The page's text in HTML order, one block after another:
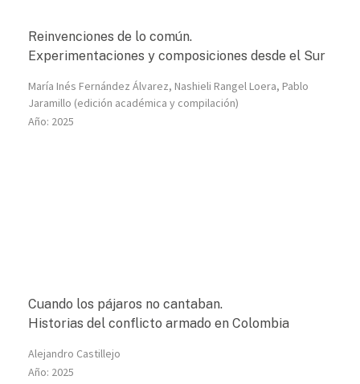
Reinvenciones de lo común.
Experimentaciones y composiciones desde el Sur
María Inés Fernández Álvarez, Nashieli Rangel Loera, Pablo
Jaramillo (edición académica y compilación)
Año: 2025
Cuando los pájaros no cantaban.
Historias del conflicto armado en Colombia
Alejandro Castillejo
Año: 2025